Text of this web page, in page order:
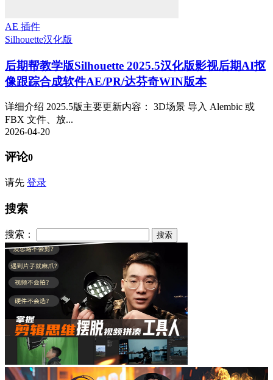
AE 插件
Silhouette汉化版
后期帮教学版Silhouette 2025.5汉化版影视后期AI抠
像跟踪合成软件AE/PR/达芬奇WIN版本
详细介绍 2025.5版主要更新内容： 3D场景 导入 Alembic 或
FBX 文件、放...
2026-04-20
评论0
请先 登录
搜索
搜索：